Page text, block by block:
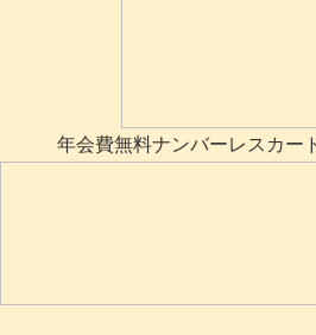
年会費無料ナンバーレスカー